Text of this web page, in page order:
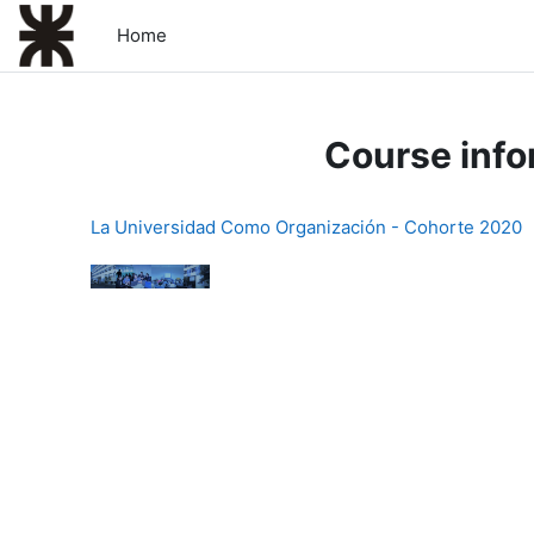
Skip to main content
Home
Course
La Universidad Como Organización - Cohorte 2020